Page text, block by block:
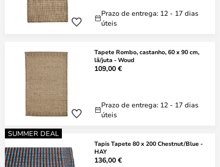
Prazo de entrega: 12 - 17 dias
úteis
Tapete Rombo, castanho, 60 x 90 cm,
lã/juta - Woud
109,00 €
Prazo de entrega: 12 - 17 dias
úteis
SUMMER DEAL
Tapis Tapete 80 x 200 Chestnut/Blue -
HAY
136,00 €